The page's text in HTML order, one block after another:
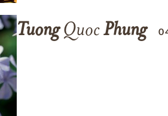
TuongQuocPhung